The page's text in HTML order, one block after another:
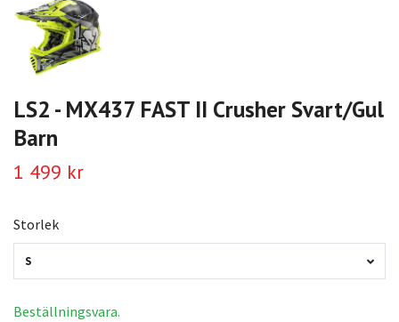
LS2 - MX437 FAST II Crusher Svart/Gul
Barn
1 499 kr
Storlek
S
Beställningsvara.